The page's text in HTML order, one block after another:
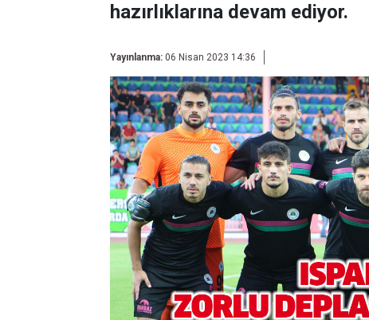
hazırlıklarına devam ediyor.
Yayınlanma: 06 Nisan 2023 14:36